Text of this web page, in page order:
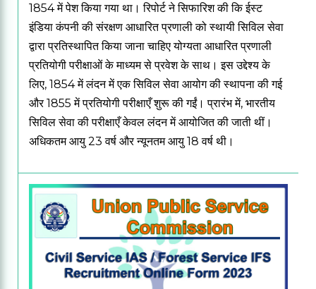
1854 में पेश किया गया था। रिपोर्ट ने सिफारिश की कि ईस्ट
इंडिया कंपनी की संरक्षण आधारित प्रणाली को स्थायी सिविल सेवा
द्वारा प्रतिस्थापित किया जाना चाहिए योग्यता आधारित प्रणाली
प्रतियोगी परीक्षाओं के माध्यम से प्रवेश के साथ।इस उद्देश्य के
लिए, 1854 में लंदन में एक सिविल सेवा आयोग की स्थापना की गई
और 1855 में प्रतियोगी परीक्षाएँ शुरू की गईं। प्रारंभ में, भारतीय
सिविल सेवा की परीक्षाएँ केवल लंदन में आयोजित की जाती थीं।
अधिकतम आयु 23 वर्ष और न्यूनतम आयु 18 वर्ष थी।